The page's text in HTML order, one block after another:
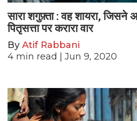
सारा शगुफ़्ता : वह शायरा, जिसने
पितृसत्ता पर करारा वार
By Atif Rabbani
4 min read | Jun 9, 2020